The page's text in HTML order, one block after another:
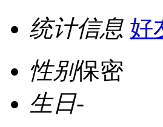
统计信息 好
性别保密
生日-